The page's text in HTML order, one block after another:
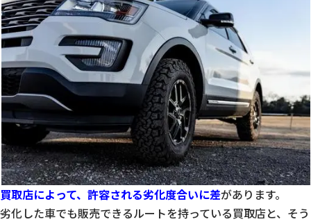
買取店によって、許容される劣化度合いに差があります。
劣化した車でも販売できるルートを持っている買取店と、そう